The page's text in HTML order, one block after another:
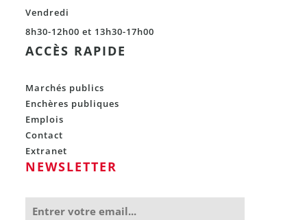
Vendredi
8h30-12h00 et 13h30-17h00
ACCÈS RAPIDE
Marchés publics
Enchères publiques
Emplois
Contact
Extranet
NEWSLETTER